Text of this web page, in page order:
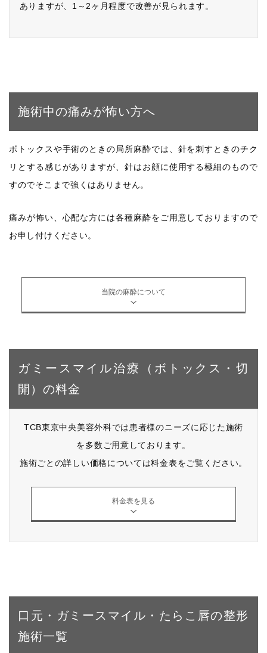
ありますが、1～2ヶ月程度で改善が見られます。
施術中の痛みが怖い方へ
ボトックスや手術のときの局所麻酔では、針を刺すときのチク
リとする感じがありますが、針はお顔に使用する極細のもので
すのでそこまで強くはありません。
痛みが怖い、心配な方には各種麻酔をご用意しておりますので
お申し付けください。
当院の麻酔について
ガミースマイル治療（ボトックス・切
開）の料金
TCB東京中央美容外科では患者様のニーズに応じた施術
を多数ご用意しております。
施術ごとの詳しい価格については料金表をご覧ください。
料金表を見る
口元・ガミースマイル・たらこ唇の整形
施術一覧